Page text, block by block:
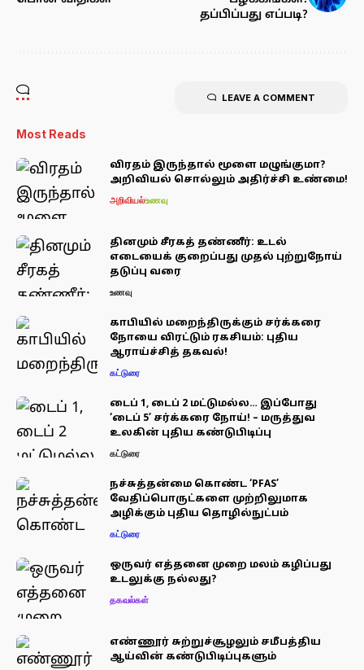
தப்பிப்பது எப்படி?
LEAVE A COMMENT
Most Reads
விரதம் இருந்தால் மூளை மழுங்குமா?
அறிவியல் சொல்லும் அதிர்ச்சி உண்மை!
அறிவியல்உணவு
தினமும் சீரகத் தண்ணீர்: உடல்
எடையைக் குறைப்பது முதல் புற்றுநோய்
தடுப்பு வரை
உணவு
காபியில் மறைந்திருக்கும் சர்க்கரை
நோயை விரட்டும் ரகசியம்: புதிய
ஆராய்ச்சித் தகவல்!
கட்டுரை
டைப் 1, டைப் 2 மட்டுமல்ல… இப்போது
‘டைப் 5’ சர்க்கரை நோய்! – மருத்துவ
உலகின் புதிய கண்டுபிடிப்பு
கட்டுரை
நச்சுத்தன்மை கொண்ட ‘PFAS’
வேதிப்பொருட்களை முற்றிலுமாக
அழிக்கும் புதிய தொழில்நுட்பம்
கட்டுரை
ஒருவர் எத்தனை முறை மலம் கழிப்பது
உடலுக்கு நல்லது?
தகவல்கள்
எண்ணூர் சுற்றுச்சூழலும் சமீபத்திய
ஆய்வின் கண்டுபிடிப்புகளும்